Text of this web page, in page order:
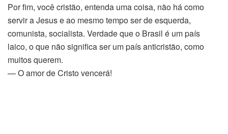
Por fim, você cristão, entenda uma coisa, não há como
servir a Jesus e ao mesmo tempo ser de esquerda,
comunista, socialista. Verdade que o Brasil é um país
laico, o que não significa ser um país anticristão, como
muitos querem.
— O amor de Cristo vencerá!